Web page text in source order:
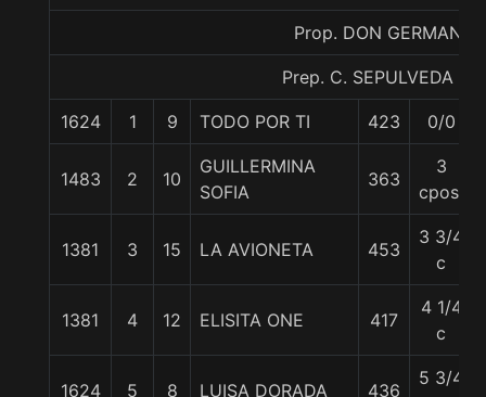
Prop. DON GERMAN
Prep. C. SEPULVEDA B.
1624 1 9 TODO POR TI 423 0/0
1483 2 10
GUILLERMINA
SOFIA
363
3
cpos.
1381 3 15 LA AVIONETA 453
3 3/4
c
1381 4 12 ELISITA ONE 417
4 1/4
c
1624 5 8 LUISA DORADA 436
5 3/4